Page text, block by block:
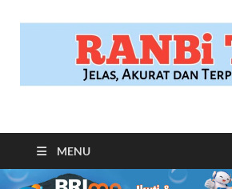
RANBITV.COM
MENU